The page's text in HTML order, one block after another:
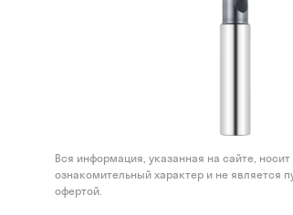
Вся информация, указанная на сайте, носит
ознакомительный характер и не является
офертой.